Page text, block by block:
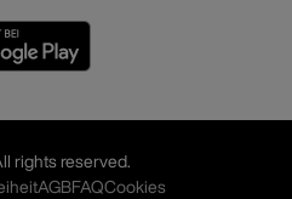
rights reserved.
AGBFAQCookies